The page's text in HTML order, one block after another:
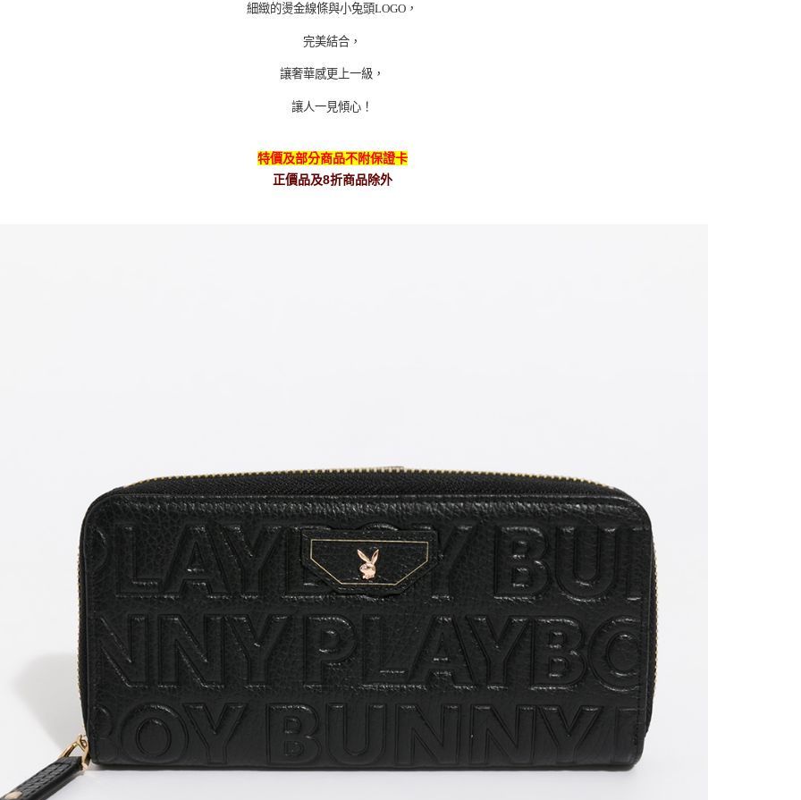
細緻的燙金線條與小兔頭LOGO ，
完美結合，
讓奢華感更上一級，
讓人一見傾心！
特價及部分商品不附保證卡
正價品及8折商品除外